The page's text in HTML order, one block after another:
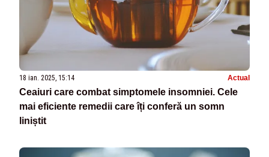
18 ian. 2025, 15:14 Actual
Ceaiuri care combat simptomele insomniei. Cele
mai eficiente remedii care îți conferă un somn
liniștit